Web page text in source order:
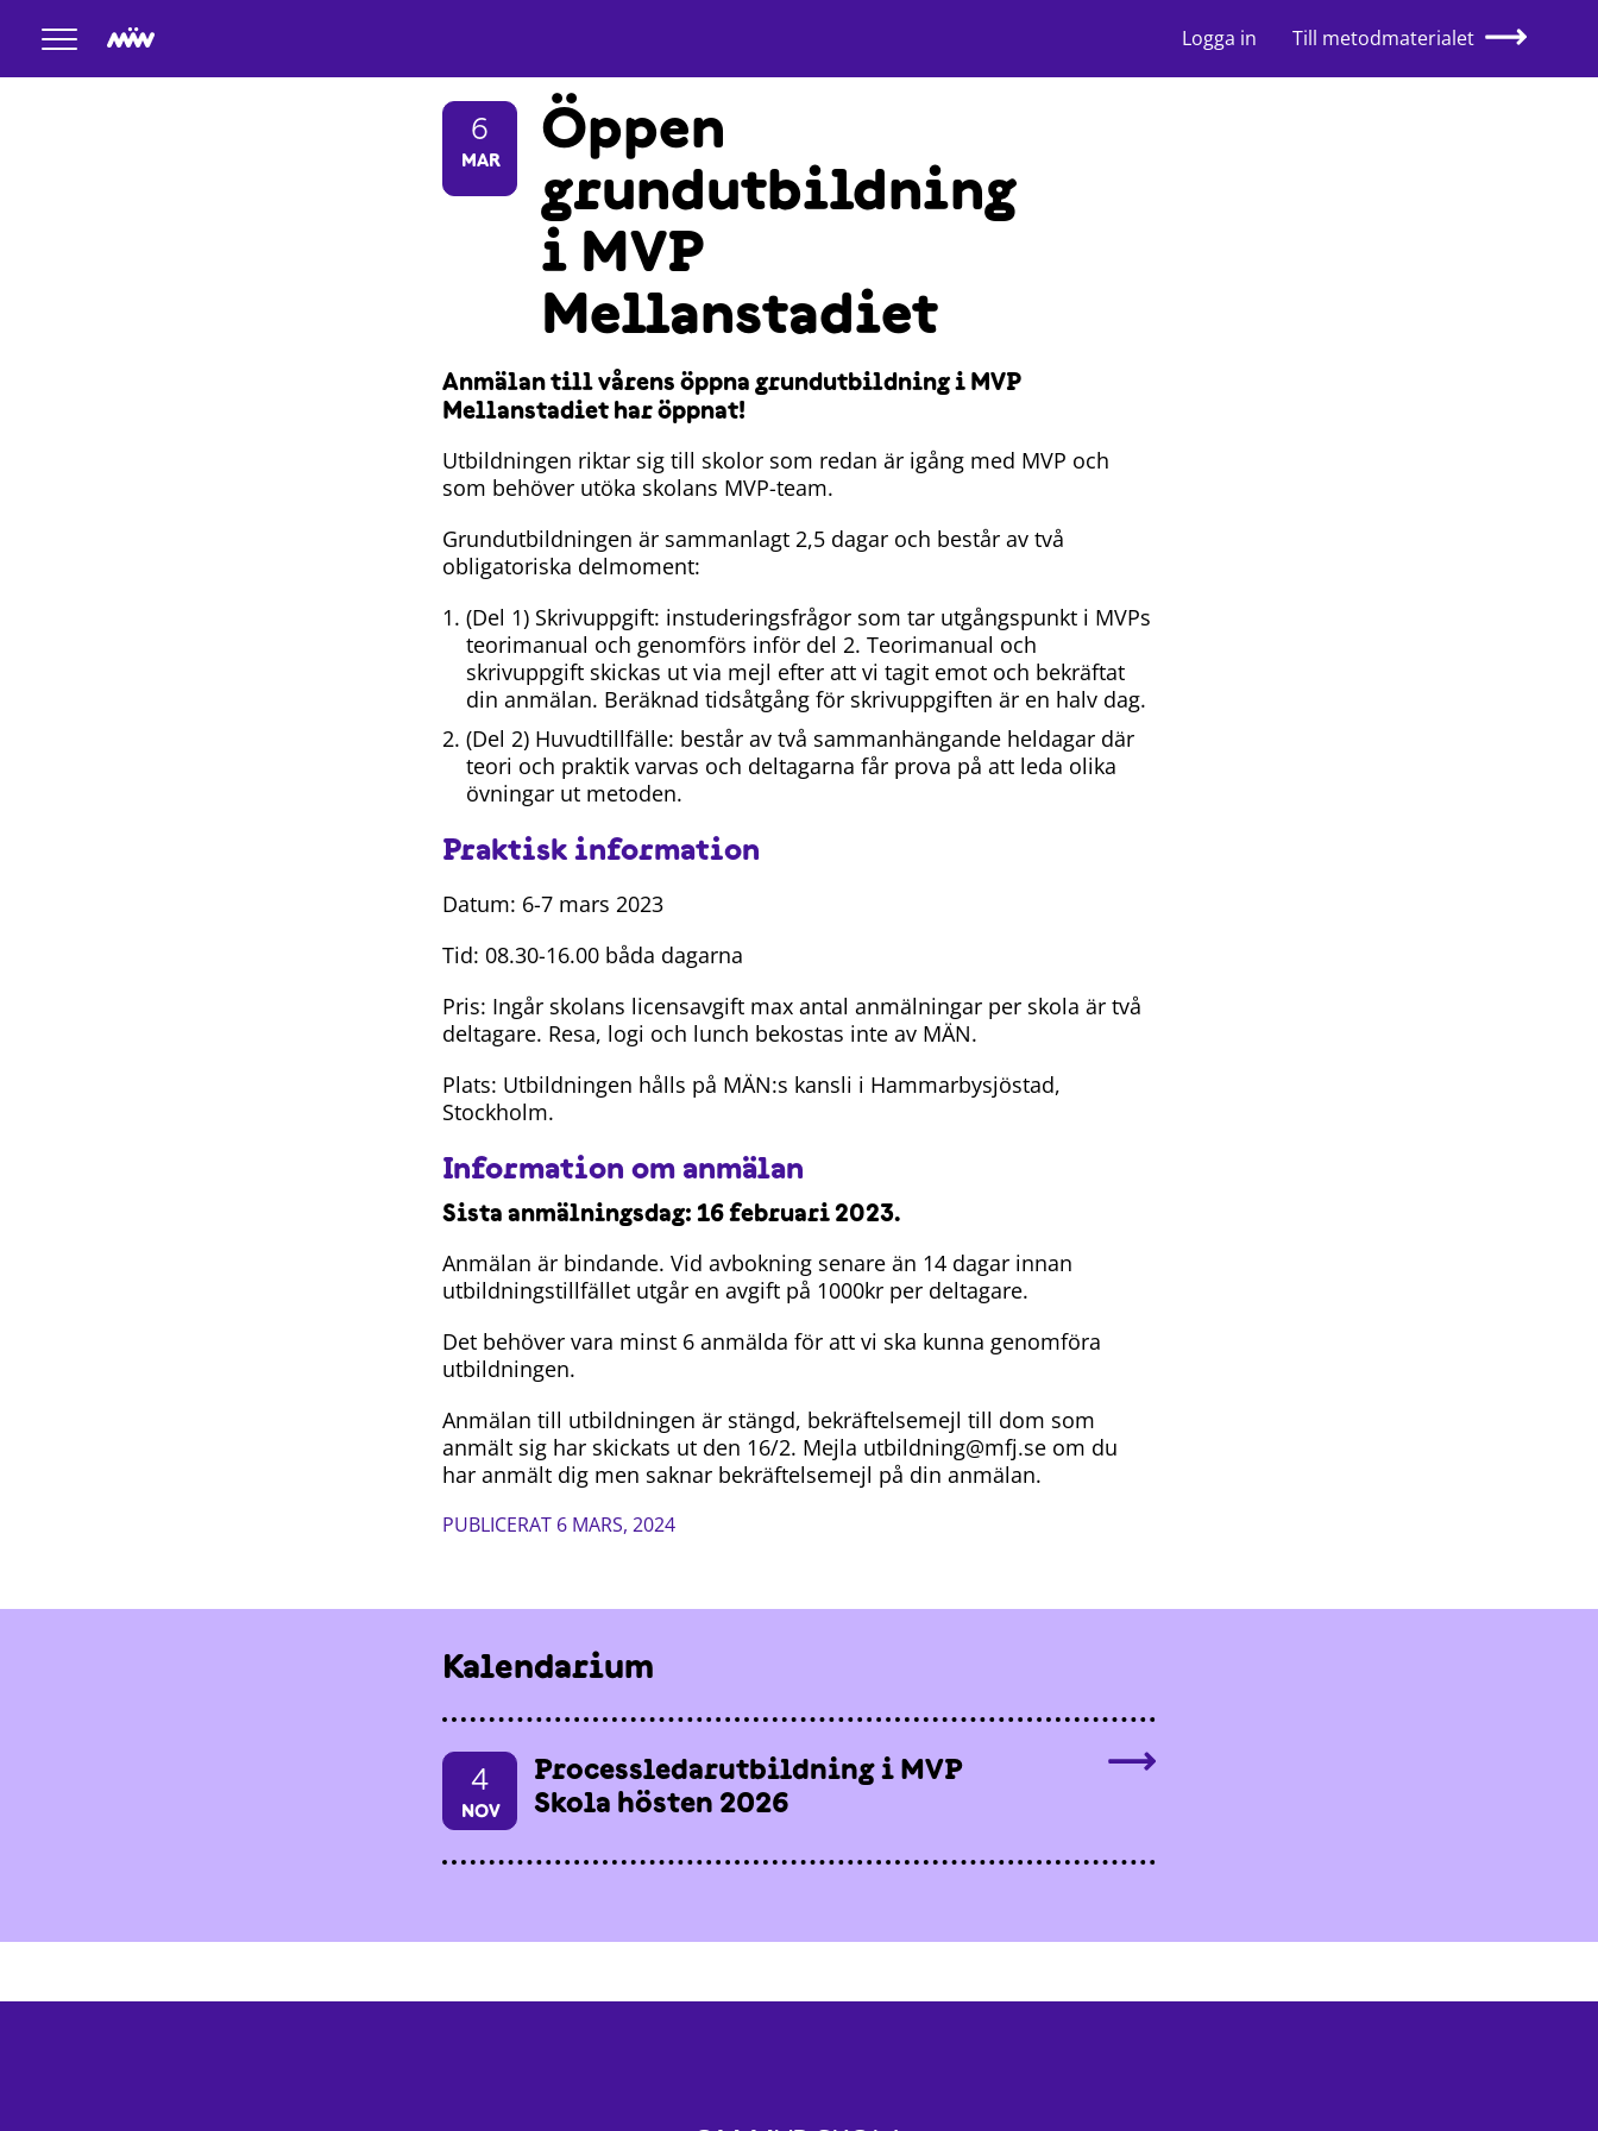
Logga in Till metodmaterialet
6
MAR
Öppen
grundutbildning
i MVP
Mellanstadiet
Anmälan till vårens öppna grundutbildning i MVP
Mellanstadiet har öppnat!
Utbildningen riktar sig till skolor som redan är igång med MVP och
som behöver utöka skolans MVP-team.
Grundutbildningen är sammanlagt 2,5 dagar och består av två
obligatoriska delmoment:
(Del 1) Skrivuppgift: instuderingsfrågor som tar utgångspunkt i MVPs
teorimanual och genomförs inför del 2. Teorimanual och
skrivuppgift skickas ut via mejl efter att vi tagit emot och bekräftat
din anmälan. Beräknad tidsåtgång för skrivuppgiften är en halv dag.
(Del 2) Huvudtillfälle: består av två sammanhängande heldagar där
teori och praktik varvas och deltagarna får prova på att leda olika
övningar ut metoden.
Praktisk information
Datum: 6-7 mars 2023
Tid: 08.30-16.00 båda dagarna
Pris: Ingår skolans licensavgift max antal anmälningar per skola är två
deltagare. Resa, logi och lunch bekostas inte av MÄN.
Plats: Utbildningen hålls på MÄN:s kansli i Hammarbysjöstad,
Stockholm.
Information om anmälan
Sista anmälningsdag: 16 februari 2023.
Anmälan är bindande. Vid avbokning senare än 14 dagar innan
utbildningstillfället utgår en avgift på 1000kr per deltagare.
Det behöver vara minst 6 anmälda för att vi ska kunna genomföra
utbildningen.
Anmälan till utbildningen är stängd, bekräftelsemejl till dom som
anmält sig har skickats ut den 16/2. Mejla utbildning@mfj.se om du
har anmält dig men saknar bekräftelsemejl på din anmälan.
PUBLICERAT 6 MARS, 2024
Kalendarium
4
NOV
Processledarutbildning i MVP
Skola hösten 2026